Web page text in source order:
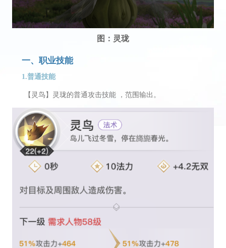
图：灵珑
一、职业技能
1.普通技能
【灵鸟】灵珑的普通攻击技能 ，范围输出。